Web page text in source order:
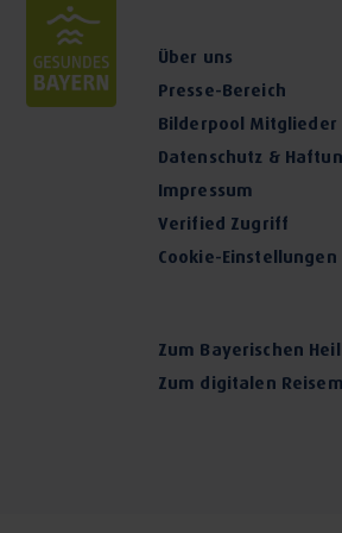
Lungenfunktion-Broncholysetest
Notfallversorgung
Psychosomatische
Vorsorgeuntersuchungen
Über uns
Presse-Bereich
Bilderpool Mitglieder
Datenschutz &
Impressum
Verified Zugriff
Cookie-
Zum Bayerischen
Zum digitalen